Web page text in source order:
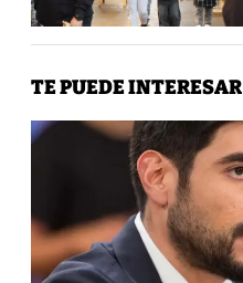
TE PUEDE INTERESAR